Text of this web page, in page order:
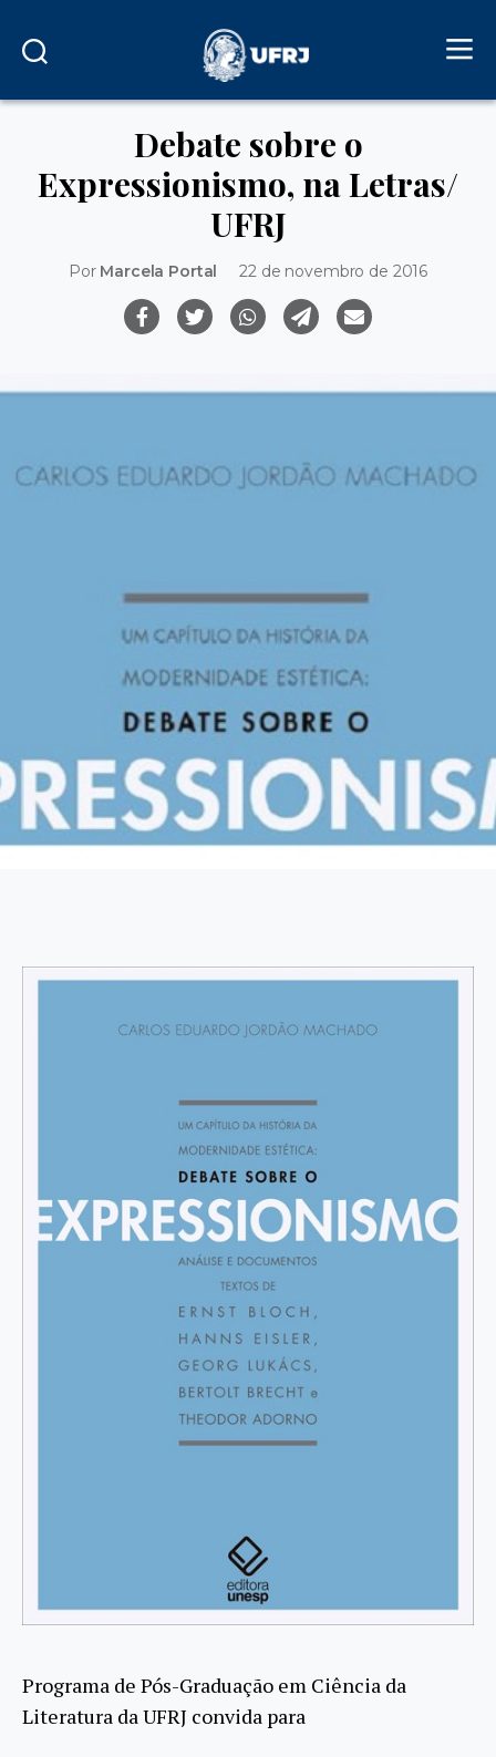
Debate sobre o
Expressionismo, na Letras/
UFRJ
Por Marcela Portal 22 de novembro de 2016
Programa de Pós-Graduação em Ciência da
Literatura da UFRJ convida para